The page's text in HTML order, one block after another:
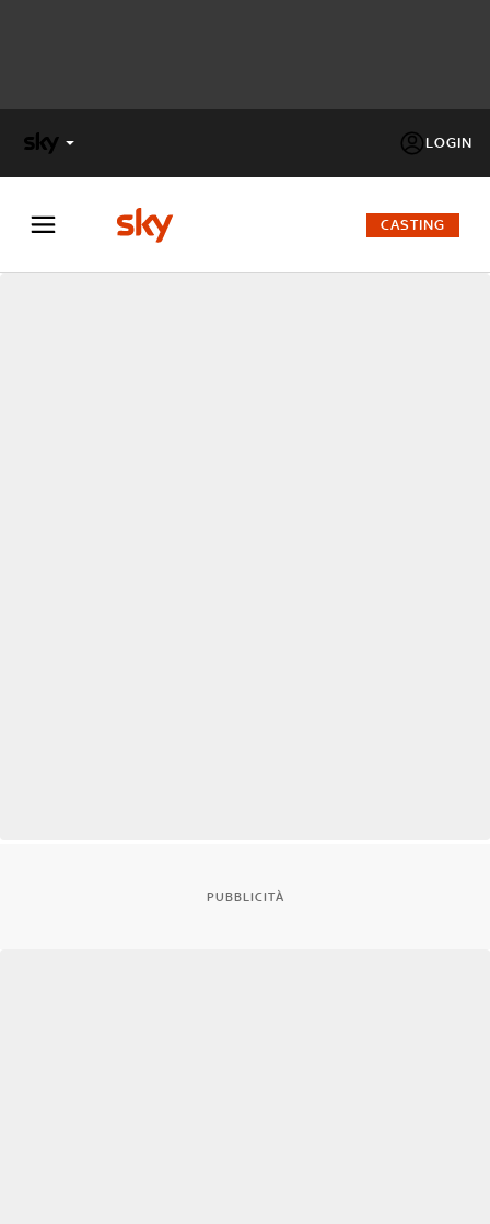
LOGIN
FACTOR
CASTING
PUBBLICITÀ